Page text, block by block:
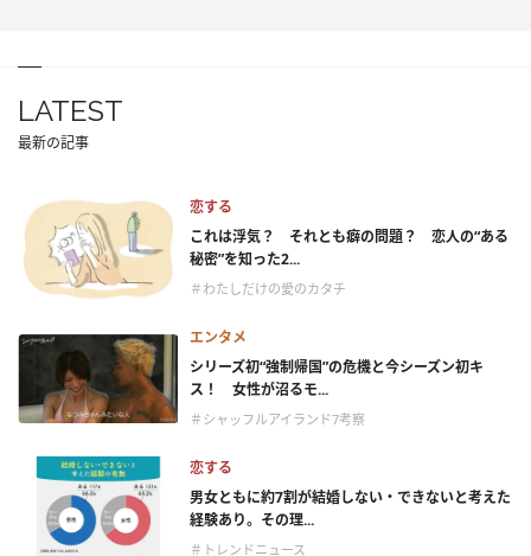
LATEST
最新の記事
恋する
これは浮気？ それとも癖の問題？ 恋人の“ある
秘密”を知った2...
＃わたしだけの愛のカタチ
エンタメ
シリーズ初“強制帰国”の危機と今シーズン初キ
ス！ 女性が沼るモ...
＃シャッフルアイランド7考察
恋する
男女ともに約7割が結婚しない・できないと考えた
経験あり。その理...
＃トレンドニュース